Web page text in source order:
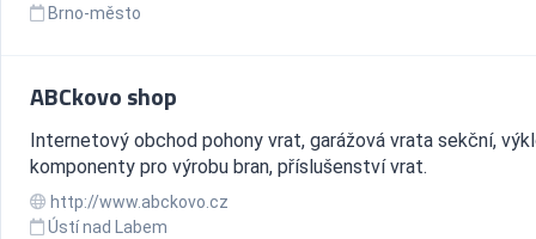
Brno-město
ABCkovo shop
Internetový obchod pohony vrat, garážová vrata sekční,
komponenty pro výrobu bran, příslušenství vrat.
http://www.abckovo.cz
Ústí nad Labem